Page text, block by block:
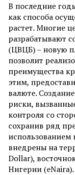
В последние
как способа
растет. Многие
разрабатывают
(ЦВЦБ) – новую
позволит
преимущества
этим,
валюте.
риски,
контроля со
сохранив ряд
внедрены на
Dollar),
Нигерии (eNaira).